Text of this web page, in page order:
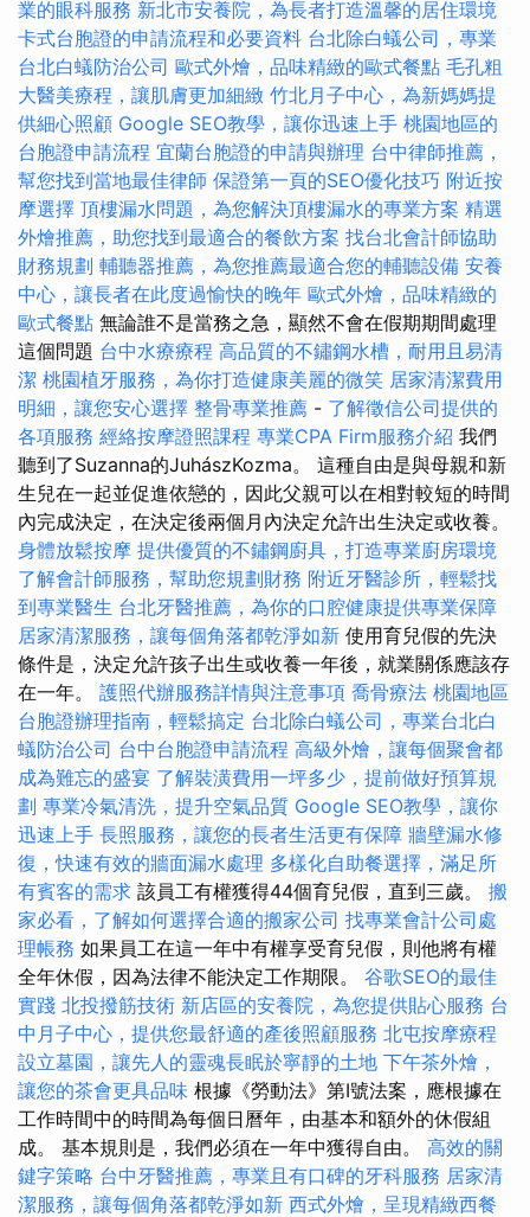
業的眼科服務 新北市安養院，為長者打造溫馨的居住環境
卡式台胞證的申請流程和必要資料 台北除白蟻公司，專業
台北白蟻防治公司 歐式外燴，品味精緻的歐式餐點 毛孔粗
大醫美療程，讓肌膚更加細緻 竹北月子中心，為新媽媽提
供細心照顧 Google SEO教學，讓你迅速上手 桃園地區的
台胞證申請流程 宜蘭台胞證的申請與辦理 台中律師推薦，
幫您找到當地最佳律師 保證第一頁的SEO優化技巧 附近按
摩選擇 頂樓漏水問題，為您解決頂樓漏水的專業方案 精選
外燴推薦，助您找到最適合的餐飲方案 找台北會計師協助
財務規劃 輔聽器推薦，為您推薦最適合您的輔聽設備 安養
中心，讓長者在此度過愉快的晚年 歐式外燴，品味精緻的
歐式餐點 無論誰不是當務之急，顯然不會在假期期間處理
這個問題 台中水療療程 高品質的不鏽鋼水槽，耐用且易清
潔 桃園植牙服務，為你打造健康美麗的微笑 居家清潔費用
明細，讓您安心選擇 整骨專業推薦 - 了解徵信公司提供的
各項服務 經絡按摩證照課程 專業CPA Firm服務介紹 我們
聽到了Suzanna的JuhászKozma。 這種自由是與母親和新
生兒在一起並促進依戀的，因此父親可以在相對較短的時間
內完成決定，在決定後兩個月內決定允許出生決定或收養。
身體放鬆按摩 提供優質的不鏽鋼廚具，打造專業廚房環境
了解會計師服務，幫助您規劃財務 附近牙醫診所，輕鬆找
到專業醫生 台北牙醫推薦，為你的口腔健康提供專業保障
居家清潔服務，讓每個角落都乾淨如新 使用育兒假的先決
條件是，決定允許孩子出生或收養一年後，就業關係應該存
在一年。 護照代辦服務詳情與注意事項 喬骨療法 桃園地區
台胞證辦理指南，輕鬆搞定 台北除白蟻公司，專業台北白
蟻防治公司 台中台胞證申請流程 高級外燴，讓每個聚會都
成為難忘的盛宴 了解裝潢費用一坪多少，提前做好預算規
劃 專業冷氣清洗，提升空氣品質 Google SEO教學，讓你
迅速上手 長照服務，讓您的長者生活更有保障 牆壁漏水修
復，快速有效的牆面漏水處理 多樣化自助餐選擇，滿足所
有賓客的需求 該員工有權獲得44個育兒假，直到三歲。 搬
家必看，了解如何選擇合適的搬家公司 找專業會計公司處
理帳務 如果員工在這一年中有權享受育兒假，則他將有權
全年休假，因為法律不能決定工作期限。 谷歌SEO的最佳
實踐 北投撥筋技術 新店區的安養院，為您提供貼心服務 台
中月子中心，提供您最舒適的產後照顧服務 北屯按摩療程
設立墓園，讓先人的靈魂長眠於寧靜的土地 下午茶外燴，
讓您的茶會更具品味 根據《勞動法》第I號法案，應根據在
工作時間中的時間為每個日曆年，由基本和額外的休假組
成。 基本規則是，我們必須在一年中獲得自由。 高效的關
鍵字策略 台中牙醫推薦，專業且有口碑的牙科服務 居家清
潔服務，讓每個角落都乾淨如新 西式外燴，呈現精緻西餐